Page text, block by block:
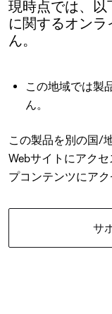
現時点では、以
に関するオン
ん。
この地域では製
ん。
この製品を別の国/
Webサイトにアク
プコンテンツにアク
サ